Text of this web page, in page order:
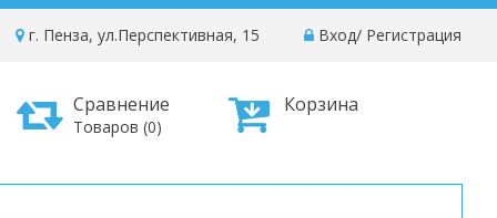
Вход/ Регистрация
г. Пенза, ул.Перспективная, 15
Корзина
Сравнение
Товаров (0)